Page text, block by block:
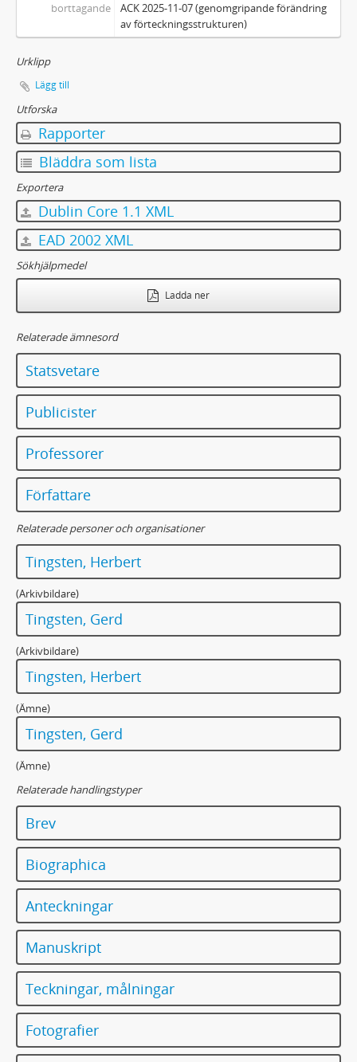
borttagande
ACK 2025-11-07 (genomgripande förändring
av förteckningsstrukturen)
Urklipp
Lägg till
Utforska
Rapporter
Bläddra som lista
Exportera
Dublin Core 1.1 XML
EAD 2002 XML
Sökhjälpmedel
Ladda ner
Relaterade ämnesord
Statsvetare
Publicister
Professorer
Författare
Relaterade personer och organisationer
Tingsten, Herbert
(Arkivbildare)
Tingsten, Gerd
(Arkivbildare)
Tingsten, Herbert
(Ämne)
Tingsten, Gerd
(Ämne)
Relaterade handlingstyper
Brev
Biographica
Anteckningar
Manuskript
Teckningar, målningar
Fotografier